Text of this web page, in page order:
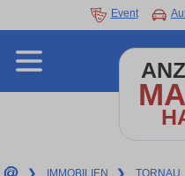
Event
❯ IMMOBILIEN ❯ TORNAU